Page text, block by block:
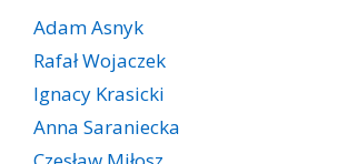
Adam Asnyk
Rafał Wojaczek
Ignacy Krasicki
Anna Saraniecka